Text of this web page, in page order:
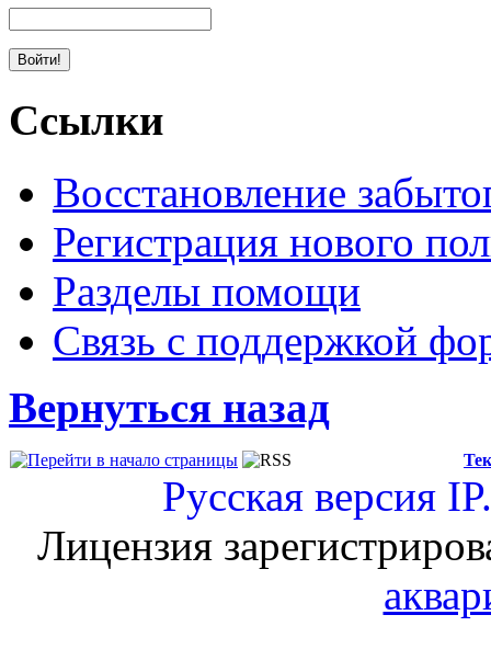
Ссылки
Восстановление
Регистрация нового
Разделы помощи
Связь с поддержкой
Вернуться назад
Русская версия
Лицензия